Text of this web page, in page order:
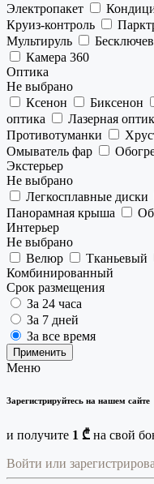
Электропакет
Круиз-контроль
Мультируль
Камера 360
Оптика
Не выбрано
Ксенон
Биксенон
оптика
Лазерная
Противотуманки
Омыватель фар
Экстерьер
Не выбрано
Легкосплавные диски
Панорамная крыша
Интерьер
Не выбрано
Велюр
Тканьевый
Комбинированный
Срок размещения
За 24 часа
За 7 дней
За все время
Применить
Меню
Зарегистрируйтесь на нашем сайте
и получите 1 ₾ на свой
Войти или